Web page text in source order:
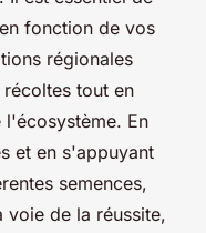
fonction de vos
régionales
tout en
En
et en s'appuyant
semences,
de la réussite,